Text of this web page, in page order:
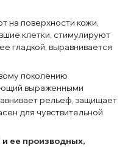
на поверхности кожи,
клетки, стимулируют
гладкой, выравнивается
поколению
выраженными
рельеф, защищает
для чувствительной
ее производных,